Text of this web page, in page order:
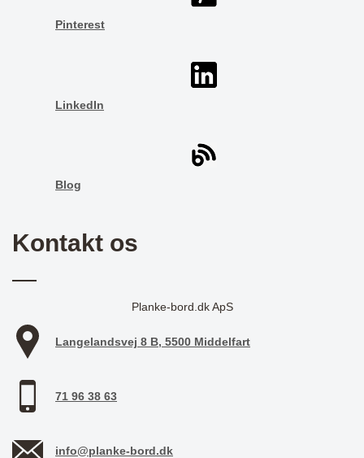
Pinterest
LinkedIn
Blog
Kontakt os
Planke-bord.dk ApS
Langelandsvej 8 B, 5500 Middelfart
71 96 38 63
info@planke-bord.dk